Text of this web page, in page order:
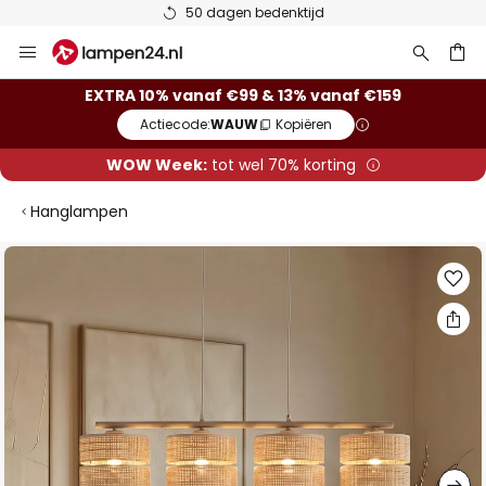
50 dagen bedenktijd
naar
EXTRA 10% vanaf €99 & 13% vanaf €159
Actiecode:WAUW Kopiëren
WOW Week:tot wel 70% korting
Hanglampen
Ga
het
de
afbeeldingen-
gallerij